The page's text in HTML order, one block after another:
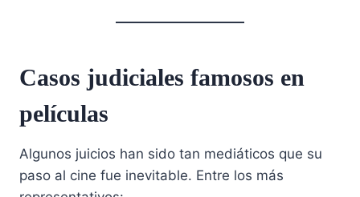
Casos judiciales famosos en
películas
Algunos juicios han sido tan mediáticos que su
paso al cine fue inevitable. Entre los más